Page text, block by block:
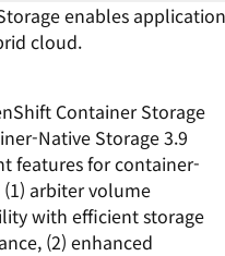
enables
cloud.
Container Storage
Native Storage 3.9
features for container-
arbiter volume
with efficient storage
(2) enhanced